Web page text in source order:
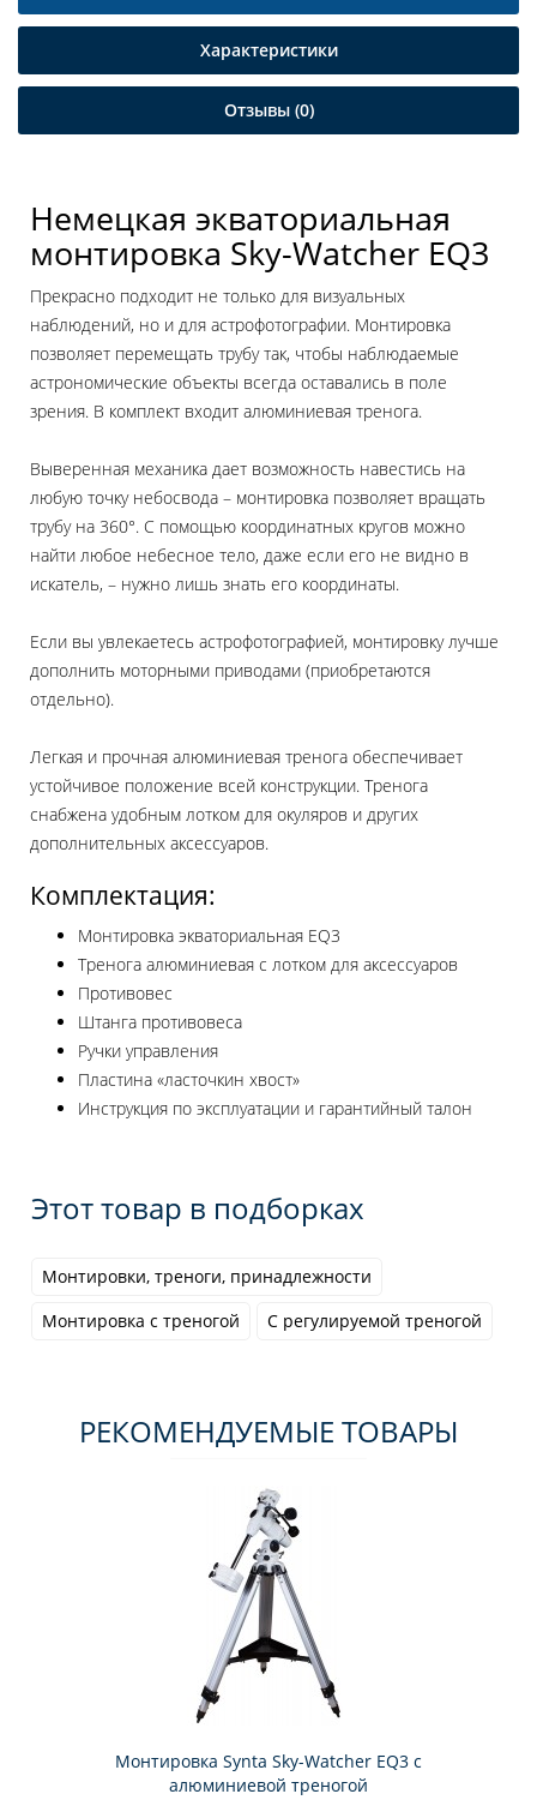
Характеристики
Отзывы (0)
Немецкая экваториальная
монтировка Sky-Watcher EQ3
Прекрасно подходит не только для визуальных
наблюдений, но и для астрофотографии. Монтировка
позволяет перемещать трубу так, чтобы наблюдаемые
астрономические объекты всегда оставались в поле
зрения. В комплект входит алюминиевая тренога.
Выверенная механика дает возможность навестись на
любую точку небосвода – монтировка позволяет вращать
трубу на 360°. С помощью координатных кругов можно
найти любое небесное тело, даже если его не видно в
искатель, – нужно лишь знать его координаты.
Если вы увлекаетесь астрофотографией, монтировку лучше
дополнить моторными приводами (приобретаются
отдельно).
Легкая и прочная алюминиевая тренога обеспечивает
устойчивое положение всей конструкции. Тренога
снабжена удобным лотком для окуляров и других
дополнительных аксессуаров.
Комплектация:
Монтировка экваториальная EQ3
Тренога алюминиевая с лотком для аксессуаров
Противовес
Штанга противовеса
Ручки управления
Пластина «ласточкин хвост»
Инструкция по эксплуатации и гарантийный талон
Этот товар в подборках
Монтировки, треноги, принадлежности
Монтировка с треногой
С регулируемой треногой
РЕКОМЕНДУЕМЫЕ ТОВАРЫ
Монтировка Synta Sky-Watcher EQ3 с
алюминиевой треногой